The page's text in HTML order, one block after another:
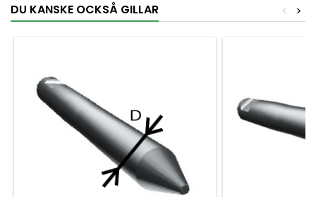
DU KANSKE OCKSÅ GILLAR >
<